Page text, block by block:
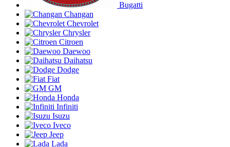
Bugatti
Changan
Chevrolet
Chrysler
Citroen
Daewoo
Daihatsu
Dodge
Fiat
GM
Honda
Infiniti
Isuzu
Iveco
Jeep
Lada